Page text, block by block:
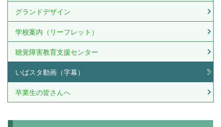
グランドデザイン
学校案内（リーフレット）
聴覚障害教育支援センター
いばスタ動画（字幕）
卒業生の皆さんへ